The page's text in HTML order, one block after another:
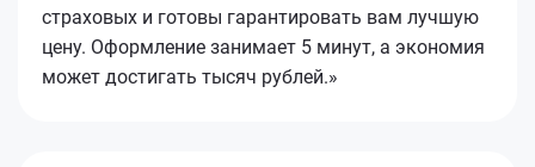
страховых и готовы гарантировать вам лучшую
цену. Оформление занимает 5 минут, а экономия
может достигать тысяч рублей.»